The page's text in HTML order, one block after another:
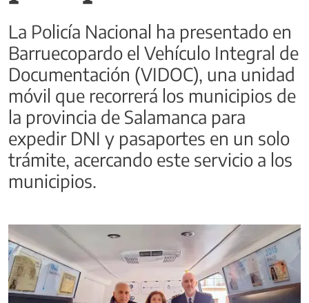
La Policía Nacional ha presentado en
Barruecopardo el Vehículo Integral de
Documentación (VIDOC), una unidad
móvil que recorrerá los municipios de
la provincia de Salamanca para
expedir DNI y pasaportes en un solo
trámite, acercando este servicio a los
municipios.